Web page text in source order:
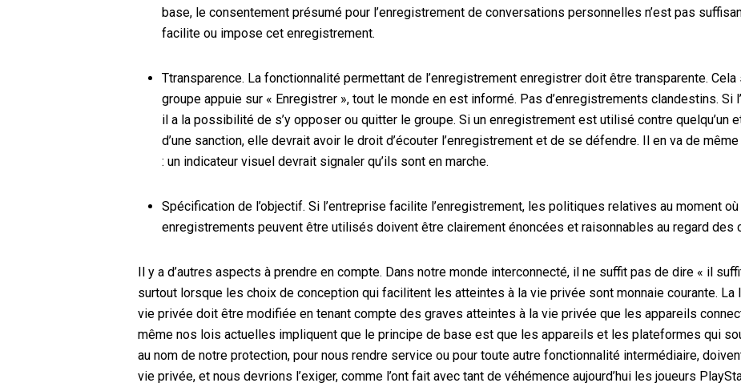
base, le consentement présumé pour l’enregistrement de conversations personnelles n’est pas
faciliteou imposecet enregistrement.
Ttransparence. La fonctionnalité permettant de l’enregistrementenregistrer doit être transparente.
groupe appuie sur « Enregistrer », tout le monde en est informé. Pas d’enregistrements clandestins. Si
il a la possibilité de s’y opposer ouquitter le groupe. Si un enregistrement est utilisé contre quelqu’un
d’une sanction, elle devrait avoir le droit d’écouter l’enregistrement et de se défendre. Il en va de
: un indicateur visuel devrait signaler qu’ils sont en marche.
Spécification de l’objectif.Si l’entreprise facilite l’enregistrement, les politiques relatives au moment
enregistrements peuvent être utilisés doivent être clairement énoncées et raisonnables au regard des
Il y a d’autres aspects à prendre en compte. Dans notre monde interconnecté, il ne suffit pas de dire « il
surtout lorsque les choix de conception qui facilitent les atteintes à la vie privée sont monnaie courante. La
vie privée doit être modifiée en tenant compte des graves atteintes à la vie privée que les appareils
même nos lois actuelles impliquent que le principe de base est que les appareils et les plateformes qui
au nom de notre protection, pour nous rendre service ou pour toute autre fonctionnalité intermédiaire,
vie privée, et nous devrions l’exiger,comme l’ont fait avec tant de véhémence aujourd’hui les joueurs